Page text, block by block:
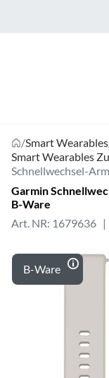
/Smart Wearables
Smart Wearables
Schnellwechsel-
Garmin
B-Ware
Art. NR: 1679636
B-Ware